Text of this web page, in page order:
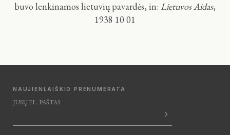
buvo lenkinamos lietuvių pavardės, in: Lietuvos Aidas,
1938 10 01
NAUJIENLAIŠKIO PRENUMERATA
JŪSŲ EL. PAŠTAS